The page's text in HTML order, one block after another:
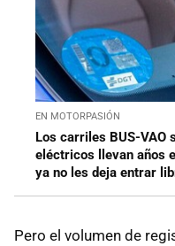
EN MOTORPASIÓN
Los carriles BUS-VAO
eléctricos llevan años
ya no les deja entrar
Pero el volumen de